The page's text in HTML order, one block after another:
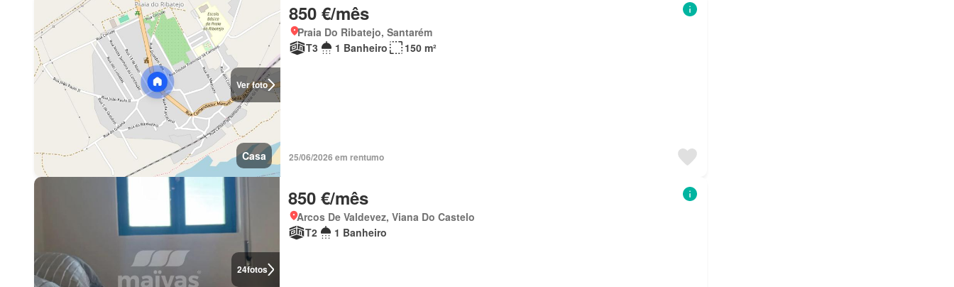
Ver foto
Casa
850 €/mês
Praia Do Ribatejo, Santarém
T3
1 Banheiro 150 m²
25/06/2026 em rentumo
24fotos
850 €/mês
Arcos De Valdevez, Viana Do Castelo
T2
1 Banheiro